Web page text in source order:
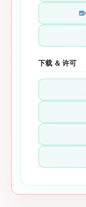
下载 ＆ 许可